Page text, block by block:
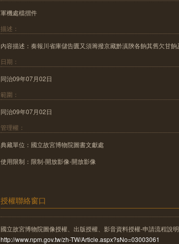
軍機處檔摺件
描述：
內容描述：奏報川省庫儲告匱又須籌撥京藏黔滇陝各餉其舊欠甘
日期：
同治09年07月02日
範圍：
同治09年07月02日
管理權：
典藏單位：國立故宮博物院圖書文獻處
使用限制：限制-開放影像-開放影像
授權聯絡窗口
國立故宮博物院圖像授權、出版授權、影音資料授權-申請流程說明
http://www.npm.gov.tw/zh-TW/Article.aspx?sNo=03003061